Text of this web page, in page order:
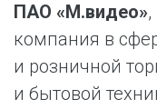
ПАО «М.видео»
компания в
и розничной
и бытовой